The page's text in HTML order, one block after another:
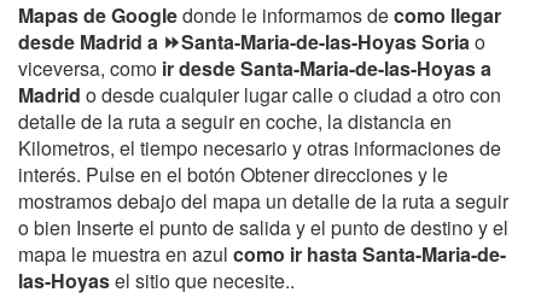
Mapas de Googledonde le informamos decomo llegar
desde Madrid a ⏩Santa-Maria-de-las-Hoyas Soriao
viceversa, como ir desde Santa-Maria-de-las-Hoyas a
Madrid o desde cualquier lugar calle o ciudad a otro con
detalle de la ruta a seguir en coche, la distancia en
Kilometros, el tiempo necesario y otras informaciones de
interés. Pulse en el botón Obtener direcciones y le
mostramos debajo del mapa un detalle de la ruta a seguir
o bien Inserte el punto de salida y el punto de destino y el
mapa le muestra en azul como ir hasta Santa-Maria-de-
las-Hoyasel sitio que necesite..